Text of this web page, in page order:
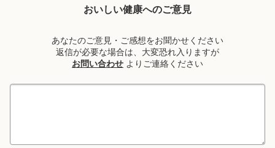
おいしい健康へのご意見
あなたのご意見・ご感想をお聞かせください
返信が必要な場合は、大変恐れ入りますが
お問い合わせ よりご連絡ください